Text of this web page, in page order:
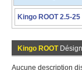
Kingo ROOT 2.5-25
Kingo ROOT
Aucune description